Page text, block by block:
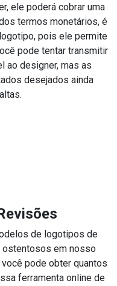
ele poderá cobrar uma
termos monetários, é
pois ele permite
pode tentar transmitir
ao designer, mas as
desejados ainda
de logotipos de
em nosso
pode obter quantos
ferramenta online de